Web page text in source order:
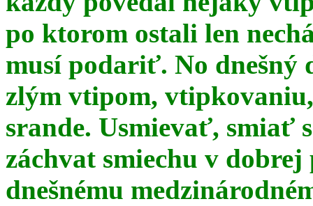
po ktorom ostali len
musí podariť. No dnešný
zlým vtipom,
srande. Usmievať, smiať
záchvat smiechu v
dnešnému